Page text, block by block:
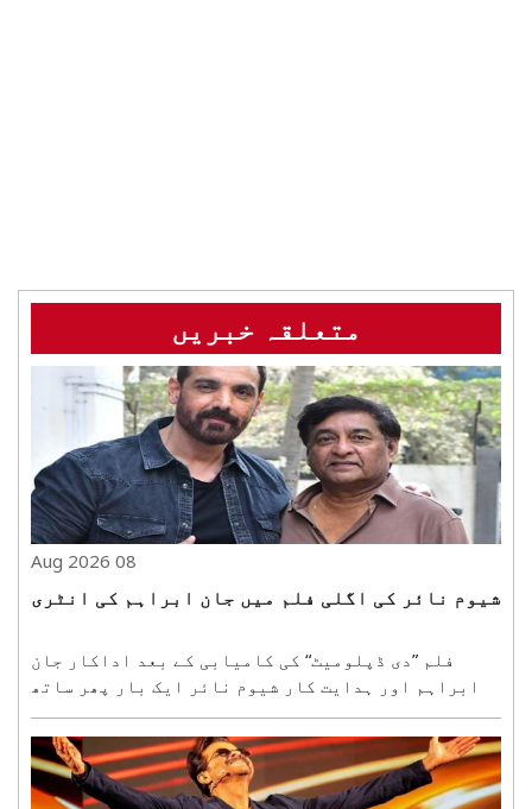
متعلقہ خبریں
08 Aug 2026
شیوم نائر کی اگلی فلم میں جان ابراہم کی انٹری
فلم ”دی ڈپلومیٹ“ کی کامیابی کے بعد اداکار جان
ابراہم اور ہدایت کار شیوم نائر ایک بار پھر ساتھ
مل کر کام کرنے جا رہے ہیں۔ یہ جوڑی اب ایک بڑے ٹو-
ہیرو ایکشن تھریلر کے لیے ہاتھ ملا رہی ہے۔ فلم میں
زبردست ایکشن اور تھریلر دیکھنے کو ملے گا۔ تاہم،
پروجیک..